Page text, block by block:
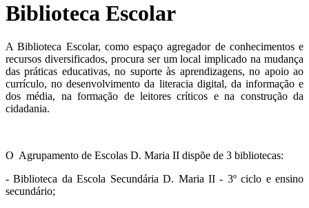
Biblioteca Escolar
A Biblioteca Escolar, como espaço agregador de conhecimentos e
recursos diversificados, procura ser um local implicado na mudança
das práticas educativas, no suporte às aprendizagens, no apoio ao
currículo, no desenvolvimento da literacia digital, da informação e
dos média, na formação de leitores críticos e na construção da
cidadania.
O Agrupamento de Escolas D. Maria II dispõe de 3 bibliotecas:
- Biblioteca da Escola Secundária D. Maria II - 3º ciclo e ensino
secundário;